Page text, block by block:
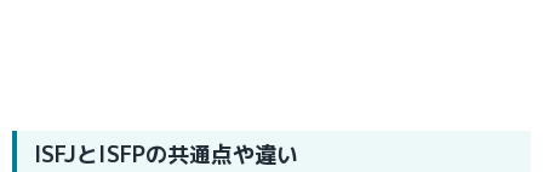
ISFJとISFPの共通点や違い